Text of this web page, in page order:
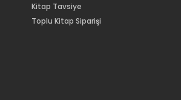
Kitap Tavsiye
Toplu Kitap Siparişi